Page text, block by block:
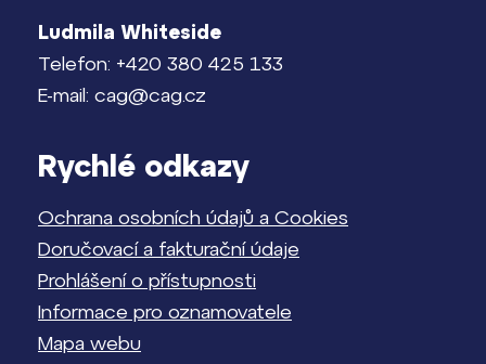
Ludmila Whiteside
Telefon: +420 380 425 133
E-mail: cag@cag.cz
Rychlé odkazy
Ochrana osobních údajů a Cookies
Doručovací a fakturační údaje
Prohlášení o přístupnosti
Informace pro oznamovatele
Mapa webu